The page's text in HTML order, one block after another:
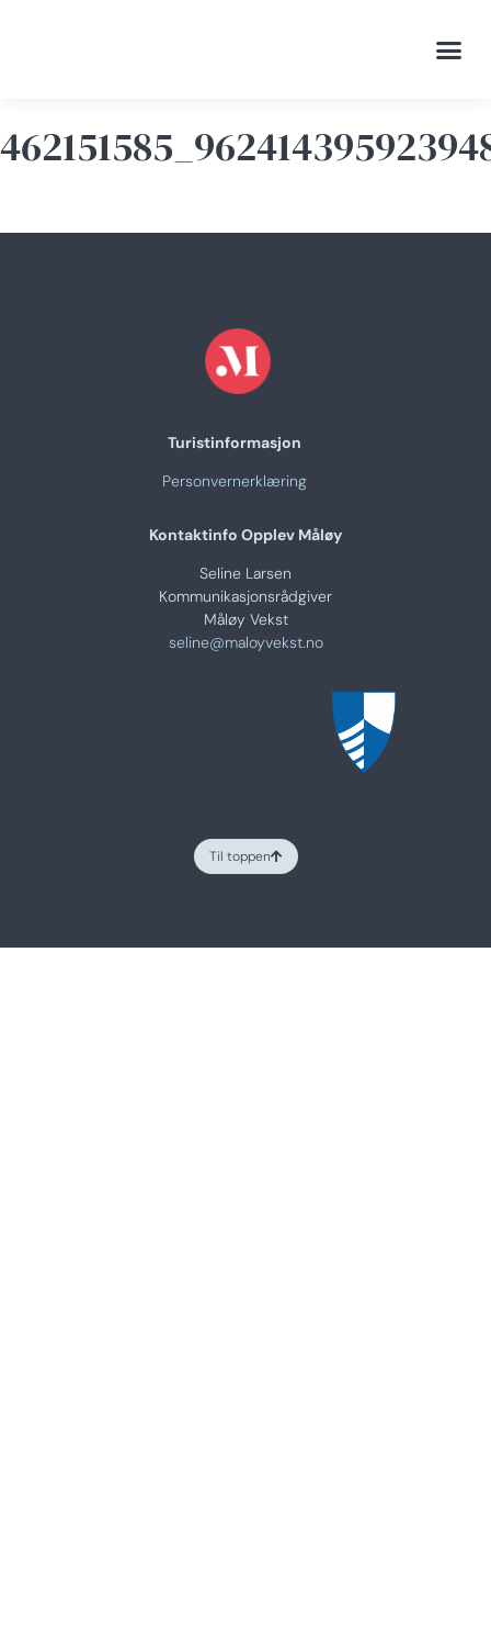
Turistinformasjon
Personvernerklæring
Kontaktinfo Opplev Måløy
Seline Larsen
Kommunikasjonsrådgiver
Måløy Vekst
seline@maloyvekst.no
Til toppen